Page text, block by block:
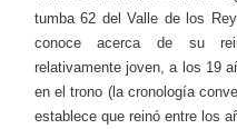
tumba 62 del Valle de los
conoce acerca de su
relativamente joven, a los 19
en el trono (la cronología
establece que reinó entre los